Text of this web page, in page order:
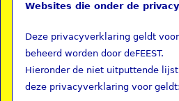
Websites die onder de
Deze privacyverklaring geldt
beheerd worden door deFEEST.
Hieronder de niet uitputtende
deze privacyverklaring voor geldt: